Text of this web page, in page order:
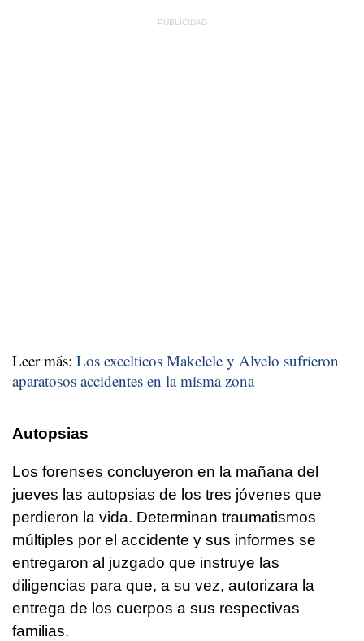
Leer más: Los excelticos Makelele y Alvelo sufrieron
aparatosos accidentes en la misma zona
Autopsias
Los forenses concluyeron en la mañana del
jueves las autopsias de los tres jóvenes que
perdieron la vida. Determinan traumatismos
múltiples por el accidente y sus informes se
entregaron al juzgado que instruye las
diligencias para que, a su vez, autorizara la
entrega de los cuerpos a sus respectivas
familias.